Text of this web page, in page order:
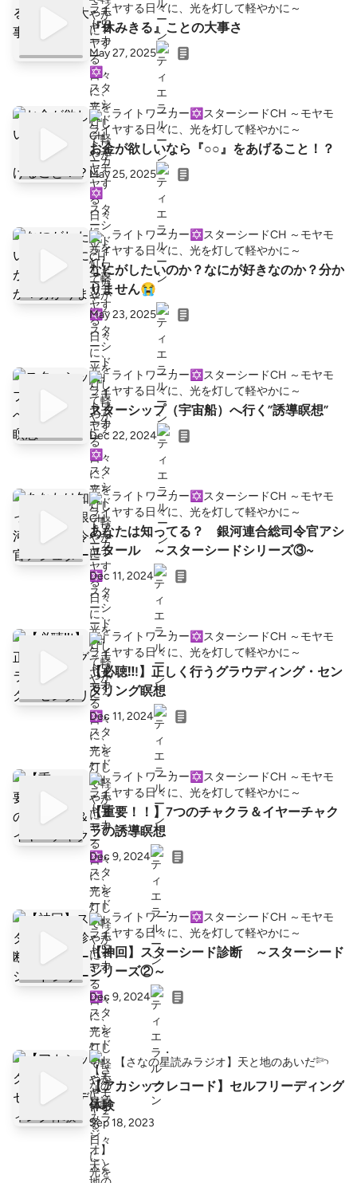
ヤする日々に、光を灯して軽やかに～
『休みきる』ことの大事さ
May 27, 2025
ライトワーカー✡️スターシードCH ～モヤモ
ヤする日々に、光を灯して軽やかに～
お金が欲しいなら『○○』をあげること！？
May 25, 2025
ライトワーカー✡️スターシードCH ～モヤモ
ヤする日々に、光を灯して軽やかに～
なにがしたいのか？なにが好きなのか？分か
りません😭
May 23, 2025
ライトワーカー✡️スターシードCH ～モヤモ
ヤする日々に、光を灯して軽やかに～
スターシップ（宇宙船）へ行く”誘導瞑想”
Dec 22, 2024
ライトワーカー✡️スターシードCH ～モヤモ
ヤする日々に、光を灯して軽やかに～
あなたは知ってる？ 銀河連合総司令官アシ
ュタール ～スターシードシリーズ③~
Dec 11, 2024
ライトワーカー✡️スターシードCH ～モヤモ
ヤする日々に、光を灯して軽やかに～
【必聴‼!】正しく行うグラウディング・セン
タリング瞑想
Dec 11, 2024
ライトワーカー✡️スターシードCH ～モヤモ
ヤする日々に、光を灯して軽やかに～
【重要！！】7つのチャクラ＆イヤーチャク
ラの誘導瞑想
Dec 9, 2024
ライトワーカー✡️スターシードCH ～モヤモ
ヤする日々に、光を灯して軽やかに～
【神回】スターシード診断 ～スターシード
シリーズ②～
Dec 9, 2024
【さなの星読みラジオ】天と地のあいだ𓆸
【アカシックレコード】セルフリーディング
体験
Sep 18, 2023